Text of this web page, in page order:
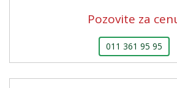
Pozovite za
011 361 95 95